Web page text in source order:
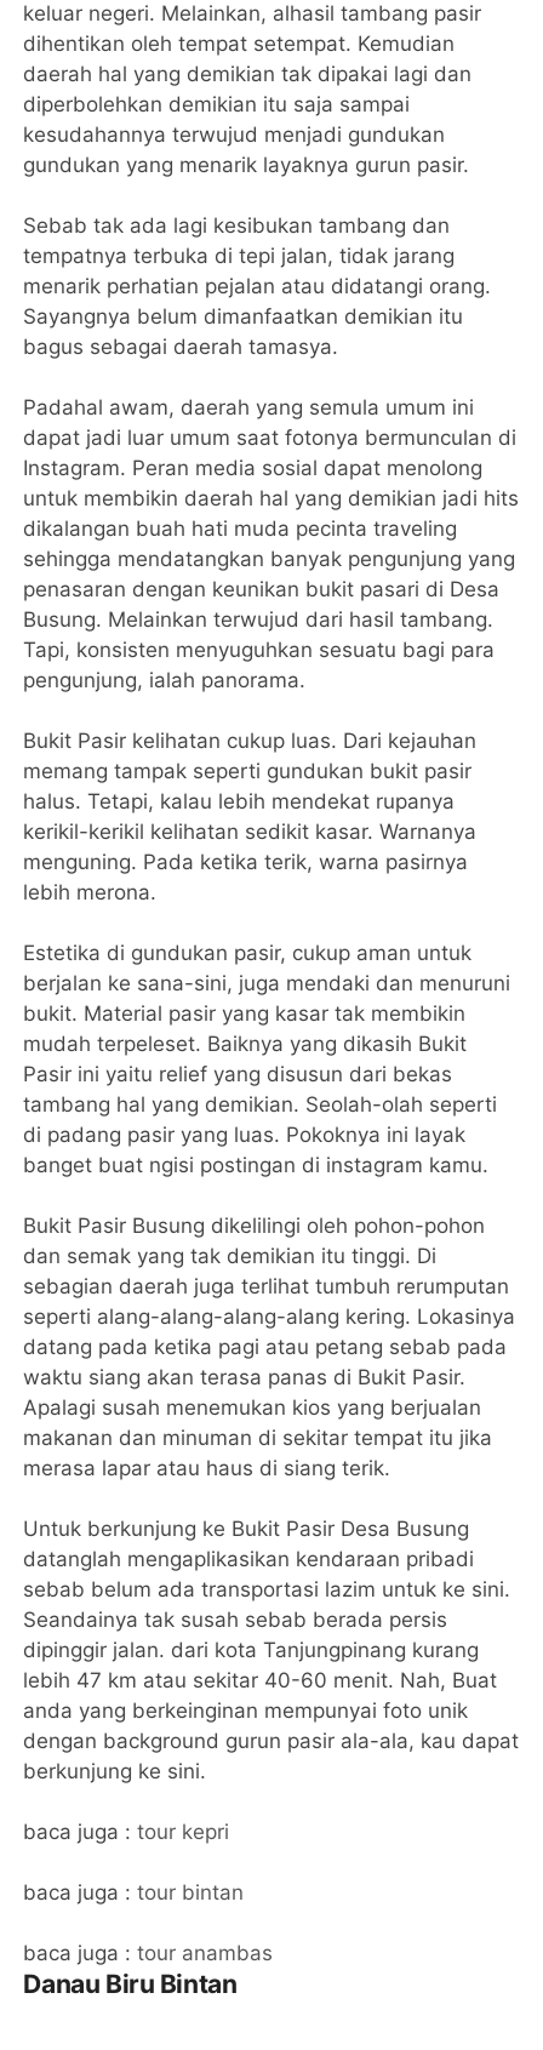
keluar negeri. Melainkan, alhasil tambang pasir
dihentikan oleh tempat setempat. Kemudian
daerah hal yang demikian tak dipakai lagi dan
diperbolehkan demikian itu saja sampai
kesudahannya terwujud menjadi gundukan
gundukan yang menarik layaknya gurun pasir.
Sebab tak ada lagi kesibukan tambang dan
tempatnya terbuka di tepi jalan, tidak jarang
menarik perhatian pejalan atau didatangi orang.
Sayangnya belum dimanfaatkan demikian itu
bagus sebagai daerah tamasya.
Padahal awam, daerah yang semula umum ini
dapat jadi luar umum saat fotonya bermunculan di
Instagram. Peran media sosial dapat menolong
untuk membikin daerah hal yang demikian jadi hits
dikalangan buah hati muda pecinta traveling
sehingga mendatangkan banyak pengunjung yang
penasaran dengan keunikan bukit pasari di Desa
Busung. Melainkan terwujud dari hasil tambang.
Tapi, konsisten menyuguhkan sesuatu bagi para
pengunjung, ialah panorama.
Bukit Pasir kelihatan cukup luas. Dari kejauhan
memang tampak seperti gundukan bukit pasir
halus. Tetapi, kalau lebih mendekat rupanya
kerikil-kerikil kelihatan sedikit kasar. Warnanya
menguning. Pada ketika terik, warna pasirnya
lebih merona.
Estetika di gundukan pasir, cukup aman untuk
berjalan ke sana-sini, juga mendaki dan menuruni
bukit. Material pasir yang kasar tak membikin
mudah terpeleset. Baiknya yang dikasih Bukit
Pasir ini yaitu relief yang disusun dari bekas
tambang hal yang demikian. Seolah-olah seperti
di padang pasir yang luas. Pokoknya ini layak
banget buat ngisi postingan di instagram kamu.
Bukit Pasir Busung dikelilingi oleh pohon-pohon
dan semak yang tak demikian itu tinggi. Di
sebagian daerah juga terlihat tumbuh rerumputan
seperti alang-alang-alang-alang kering. Lokasinya
datang pada ketika pagi atau petang sebab pada
waktu siang akan terasa panas di Bukit Pasir.
Apalagi susah menemukan kios yang berjualan
makanan dan minuman di sekitar tempat itu jika
merasa lapar atau haus di siang terik.
Untuk berkunjung ke Bukit Pasir Desa Busung
datanglah mengaplikasikan kendaraan pribadi
sebab belum ada transportasi lazim untuk ke sini.
Seandainya tak susah sebab berada persis
dipinggir jalan. dari kota Tanjungpinang kurang
lebih 47 km atau sekitar 40-60 menit. Nah, Buat
anda yang berkeinginan mempunyai foto unik
dengan background gurun pasir ala-ala, kau dapat
berkunjung ke sini.
baca juga :tour kepri
baca juga :tour bintan
baca juga :tour anambas
Danau Biru Bintan